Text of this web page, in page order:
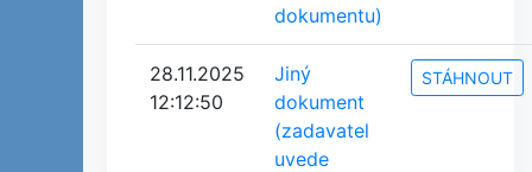
dokumentu)
28.11.2025
12:12:50
Jiný
dokument
(zadavatel
uvede
STÁHNOUT